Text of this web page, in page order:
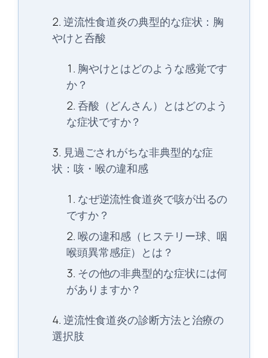
逆流性食道炎の典型的な症状：胸
やけと呑酸
胸やけとはどのような感覚です
か？
呑酸（どんさん）とはどのよう
な症状ですか？
見過ごされがちな非典型的な症
状：咳・喉の違和感
なぜ逆流性食道炎で咳が出るの
ですか？
喉の違和感（ヒステリー球、咽
喉頭異常感症）とは？
その他の非典型的な症状には何
がありますか？
逆流性食道炎の診断方法と治療の
選択肢